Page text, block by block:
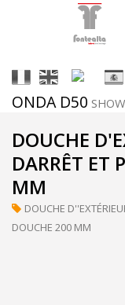
ral
(sur
ONDA D50
DOUCHE
DARRÊT ET
MM
DOUCHE
DOUCHE 200 MM